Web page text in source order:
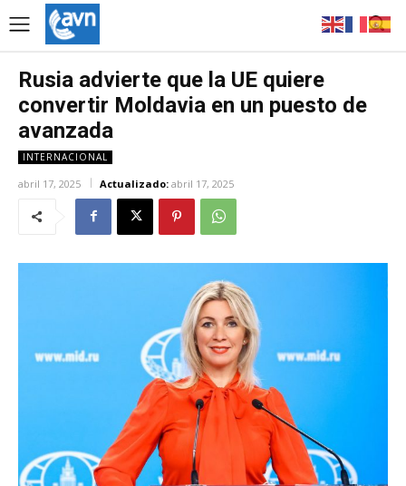
Rusia advierte que la UE quiere
convertir Moldavia en un puesto de
avanzada
INTERNACIONAL
abril 17, 2025 Actualizado: abril 17, 2025